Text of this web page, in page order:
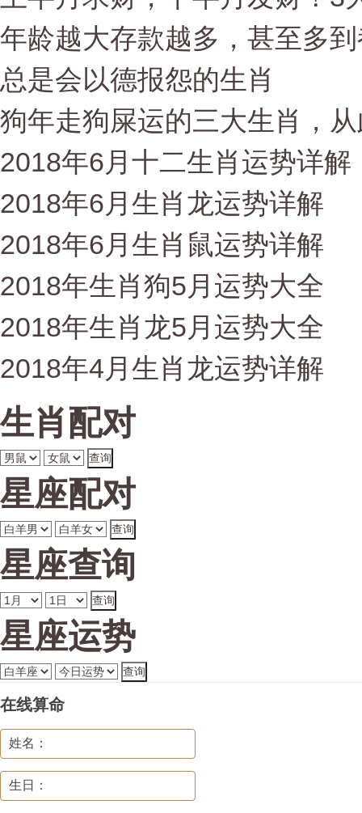
年龄越大存款越多，甚至多
总是会以德报怨的生肖
狗年走狗屎运的三大生肖，
2018年6月十二生肖运势详解
2018年6月生肖龙运势详解
2018年6月生肖鼠运势详解
2018年生肖狗5月运势大全
2018年生肖龙5月运势大全
2018年4月生肖龙运势详解
生肖配对
星座配对
星座查询
星座运势
在线算命
姓名：
生日：